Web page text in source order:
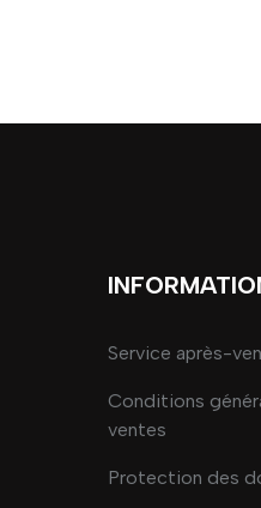
Service après-
Conditions
ventes
Protection des